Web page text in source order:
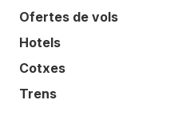
Ofertes de vols
Hotels
Cotxes
Trens